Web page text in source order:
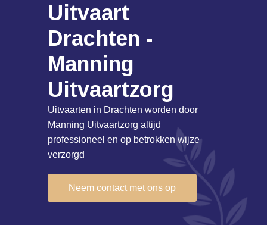
Uitvaart
Drachten -
Manning
Uitvaartzorg
Uitvaarten in Drachten worden door
Manning Uitvaartzorg altijd
professioneel en op betrokken wijze
verzorgd
Neem contact met ons op